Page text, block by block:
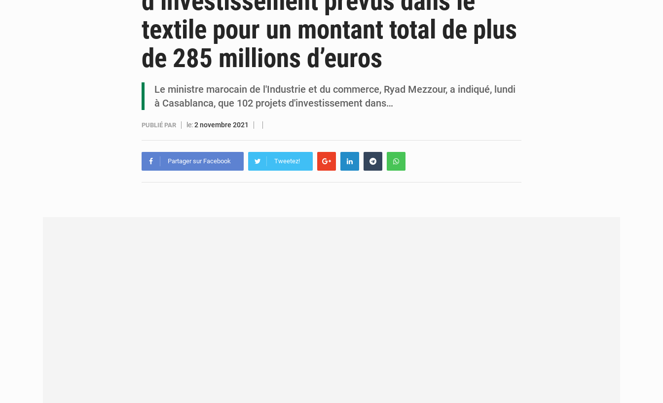
6 août 2026 Le Congo se dote d’un programme national pour valoriser les produits forestiers non ligneux
textile pour un montant total de plus
de 285 millions d’euros
Le ministre marocain de l'Industrie et du commerce, Ryad Mezzour, a indiqué, lundi
à Casablanca, que 102 projets d'investissement dans…
PUBLIÉ PAR le:2 novembre 2021
Partager sur Facebook Tweetez!